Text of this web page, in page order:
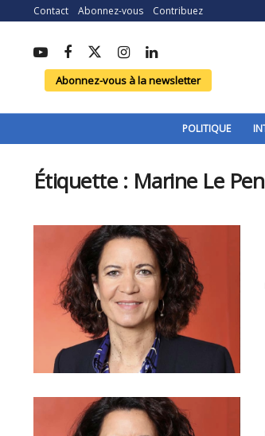
Contact Abonnez-vous Contribuez
Abonnez-vous à la newsletter
POLITIQUE
Étiquette : Marine Le Pen